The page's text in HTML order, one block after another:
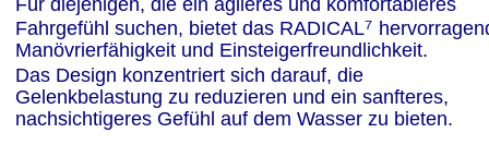
Fahrgefühl suchen, bietet das RADICAL⁷
Manövrierfähigkeit und Einsteigerfreundlichkeit.
Das Design konzentriert sich darauf, die
Gelenkbelastung zu reduzieren und ein sanfteres,
nachsichtigeres Gefühl auf dem Wasser zu bieten.